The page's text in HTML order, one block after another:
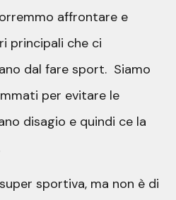
affrontare e
principali che ci
dal fare sport. Siamo
per evitare le
disagio e quindi ce la
sportiva, ma non è di